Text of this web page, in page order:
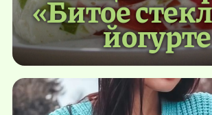
«Битое
йогурте